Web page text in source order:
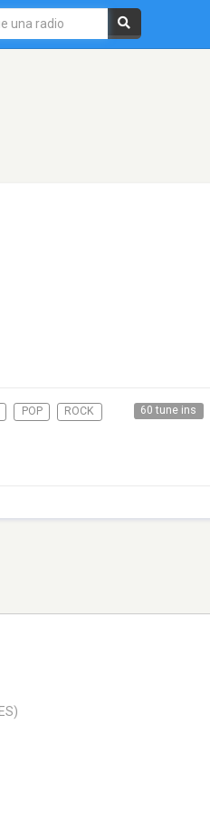
POP ROCK 60 tune ins